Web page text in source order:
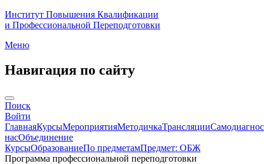
Институт Повышения Квалификации
и Профессиональной Переподготовки
Меню
Навигация по сайту
Поиск
Войти
ГлавнаяКурсыМероприятияМетодичкаТрансляции
насОбъединение
КурсыОбразованиеПо предметамПредмет: ОБЖ
Программа профессиональной переподготовки